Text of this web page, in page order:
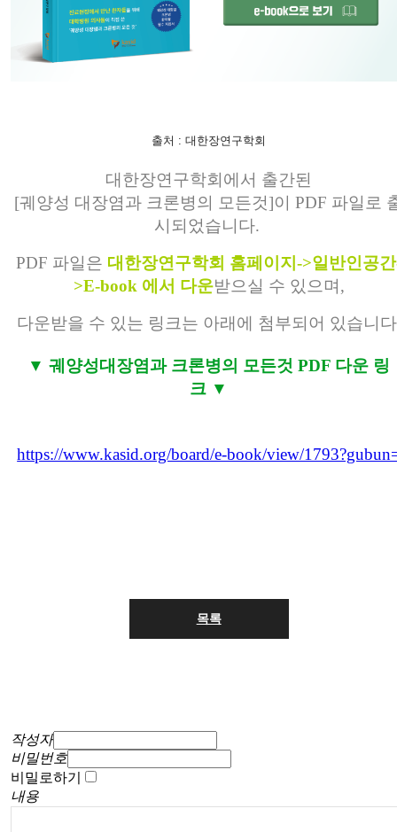
출처 : 대한장연구학회
대한장연구학회에서 출간된
[궤양성 대장염과 크론병의 모든것]이 PDF 파일로
시되었습니다.
PDF 파일은 대한장연구학회 홈페이지->일반인공
>E-book 에서 다운받으실 수 있으며,
다운받을 수 있는 링크는 아래에 첨부되어 있습니
▼ 궤양성대장염과 크론병의 모든것 PDF 다운 링
크 ▼
https://www.kasid.org/board/e-book/view/
목록
작성자
비밀번호
비밀로하기
내용